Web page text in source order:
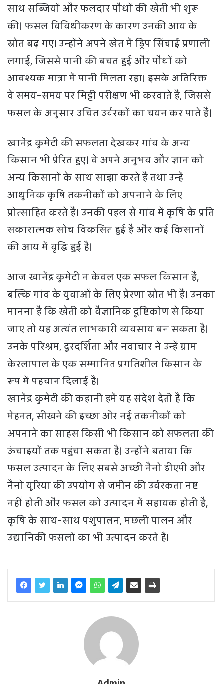
साथ सब्जियों और फलदार पौधों की खेती भी शुरू
की। फसल विविधीकरण के कारण उनकी आय के
स्रोत बढ़ गए। उन्होंने अपने खेत में ड्रिप सिंचाई प्रणाली
लगाई, जिससे पानी की बचत हुई और पौधों को
आवश्यक मात्रा में पानी मिलता रहा। इसके अतिरिक्त
वे समय-समय पर मिट्टी परीक्षण भी करवाते हैं, जिससे
फसल के अनुसार उचित उर्वरकों का चयन कर पाते हैं।
खानेंद्र कुमेटी की सफलता देखकर गांव के अन्य
किसान भी प्रेरित हुए। वे अपने अनुभव और ज्ञान को
अन्य किसानों के साथ साझा करते हैं तथा उन्हें
आधुनिक कृषि तकनीकों को अपनाने के लिए
प्रोत्साहित करते हैं। उनकी पहल से गांव में कृषि के प्रति
सकारात्मक सोच विकसित हुई है और कई किसानों
की आय में वृद्धि हुई है।
आज खानेंद्र कुमेटी न केवल एक सफल किसान हैं,
बल्कि गांव के युवाओं के लिए प्रेरणा स्रोत भी हैं। उनका
मानना है कि खेती को वैज्ञानिक दृष्टिकोण से किया
जाए तो यह अत्यंत लाभकारी व्यवसाय बन सकता है।
उनके परिश्रम, दूरदर्शिता और नवाचार ने उन्हें ग्राम
केरलापाल के एक सम्मानित प्रगतिशील किसान के
रूप में पहचान दिलाई है।
खानेंद्र कुमेटी की कहानी हमें यह संदेश देती है कि
मेहनत, सीखने की इच्छा और नई तकनीकों को
अपनाने का साहस किसी भी किसान को सफलता की
ऊंचाइयों तक पहुंचा सकता है। उन्होंने बताया कि
फसल उत्पादन के लिए सबसे अच्छी नैनो डीएपी और
नैनो यूरिया की उपयोग से जमीन की उर्वरकता नष्ट
नहीं होती और फसल को उत्पादन में सहायक होती है,
कृषि के साथ-साथ पशुपालन, मछली पालन और
उद्यानिकी फसलों का भी उत्पादन करते हैं।